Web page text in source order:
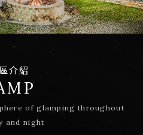
介紹
of glamping throughout
and night